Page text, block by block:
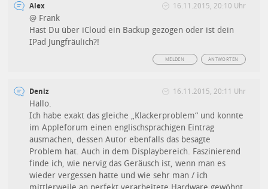
Alex 16.11.2015, 20:10 Uhr
@ Frank
Hast Du über iCloud ein Backup gezogen oder ist dein
IPad Jungfräulich?!
ANTWORTEN
MELDEN
Deniz 16.11.2015, 20:11 Uhr
Hallo.
Ich habe exakt das gleiche „Klackerproblem“ und konnte
im Appleforum einen englischsprachigen Eintrag
ausmachen, dessen Autor ebenfalls das besagte
Problem hat. Auch in dem Displaybereich. Faszinierend
finde ich, wie nervig das Geräusch ist, wenn man es
wieder vergessen hatte und wie sehr man / ich